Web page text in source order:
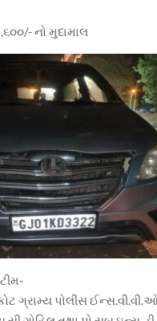
નો મુદામાલ
ગ્રામ્ય પોલીસ